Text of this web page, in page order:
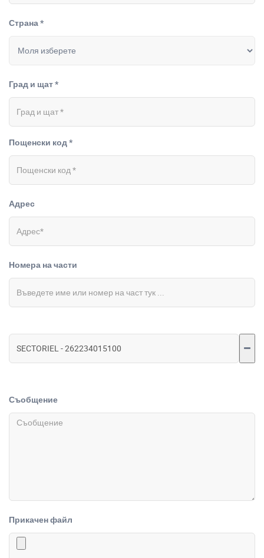
Страна *
Град и щат *
Пощенски код *
Адрес
Номера на части
Съобщение
Прикачен файл